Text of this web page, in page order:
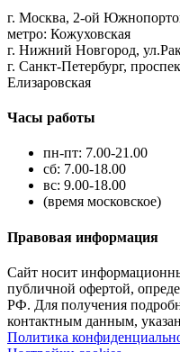
г. Москва, 2-ой
метро: Кожуховская
г. Нижний Новгород,
г. Санкт-Петербург,
Елизаровская
Часы работы
пн-пт: 7.00-21.00
сб: 7.00-18.00
вс: 9.00-18.00
(время московское)
Правовая информация
Сайт носит
публичной офертой,
РФ. Для получения
контактным данным,
Политика